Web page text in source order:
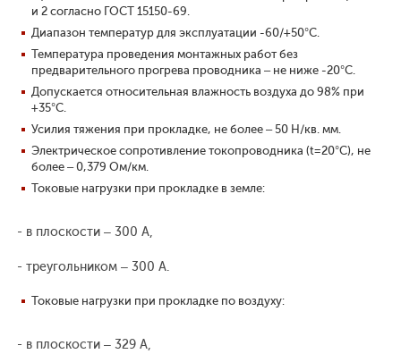
и 2 согласно ГОСТ 15150-69.
Диапазон температур для эксплуатации -60/+50°С.
Температура проведения монтажных работ без
предварительного прогрева проводника – не ниже -20°С.
Допускается относительная влажность воздуха до 98% при
+35°С.
Усилия тяжения при прокладке, не более – 50 Н/кв. мм.
Электрическое сопротивление токопроводника (t=20°С), не
более – 0,379 Ом/км.
Токовые нагрузки при прокладке в земле:
- в плоскости – 300 А,
- треугольником – 300 А.
Токовые нагрузки при прокладке по воздуху:
- в плоскости – 329 А,